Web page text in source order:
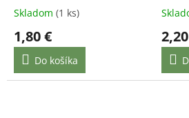
Skladom (1 ks)
1,80 €
Do košíka